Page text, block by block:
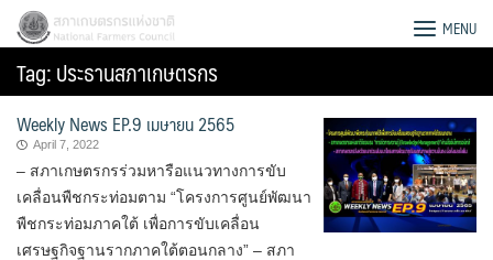
Skip
content
สภาเกษตรกรแห่งชาติ MENU
Tag:ประธานสภาเกษตรกร
Weekly News EP.9 เมษายน 2565
April 7, 2022
– สภาเกษตรกรร่วมหารือแนวทางการขับ
เคลื่อนพืชกระท่อมตาม “โครงการศูนย์พัฒนา
พืชกระท่อมภาคใต้ เพื่อการขับเคลื่อน
เศรษฐกิจฐานรากภาคใต้ตอนกลาง” – สภา